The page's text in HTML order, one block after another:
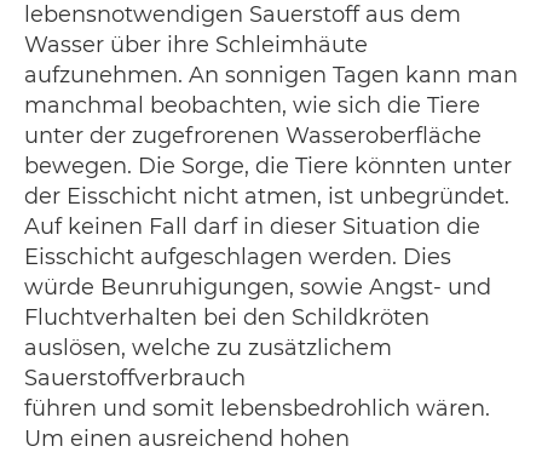
lebensnotwendigen Sauerstoff aus dem
Wasser über ihre Schleimhäute
aufzunehmen. An sonnigen Tagen kann man
manchmal beobachten, wie sich die Tiere
unter der zugefrorenen Wasseroberfläche
bewegen. Die Sorge, die Tiere könnten unter
der Eisschicht nicht atmen, ist unbegründet.
Auf keinen Fall darf in dieser Situation die
Eisschicht aufgeschlagen werden. Dies
würde Beunruhigungen, sowie Angst- und
Fluchtverhalten bei den Schildkröten
auslösen, welche zu zusätzlichem
Sauerstoffverbrauch
führen und somit lebensbedrohlich wären.
Um einen ausreichend hohen